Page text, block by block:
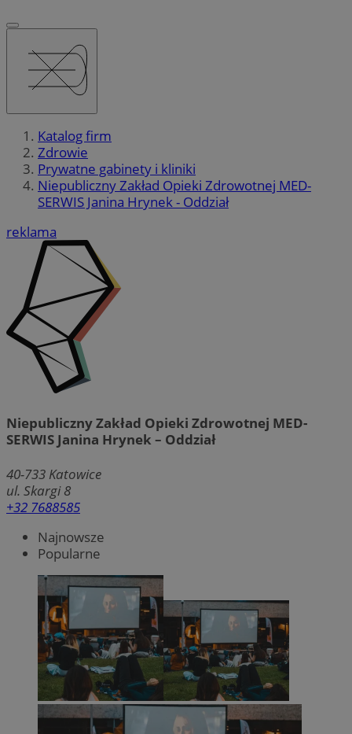
Katalog firm
Zdrowie
Prywatne gabinety i kliniki
Niepubliczny Zakład Opieki Zdrowotnej MED-
SERWIS Janina Hrynek - Oddział
reklama
Niepubliczny Zakład Opieki Zdrowotnej MED-
SERWIS Janina Hrynek – Oddział
40-733 Katowice
ul. Skargi 8
+32 7688585
Najnowsze
Popularne